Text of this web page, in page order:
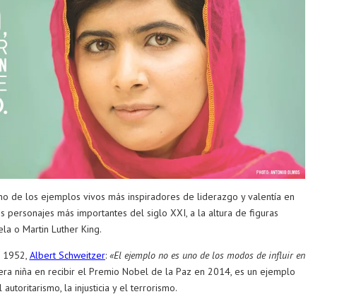
de los ejemplos vivos más inspiradores de liderazgo y valentía en
personajes más importantes del siglo XXI, a la altura de figuras
o Martin Luther King.
Albert Schweitzer: «El ejemplo no es uno de los modos de influir en
niña en recibir el Premio Nobel de la Paz en 2014, es un ejemplo
la injusticia y el terrorismo.